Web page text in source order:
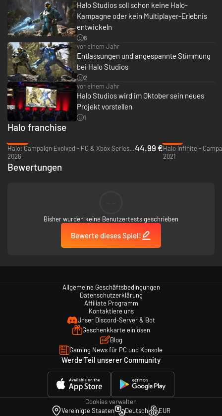
Halo Studios soll schon keine Halo-
Kampagne oder kein Multiplayer-Erlebnis
entwickeln
6
vor einem Jahr
Entlassungen und angespannte Stimmung
bei Halo Studios
2
vor einem Jahr
Halo Studios wird im Oktober sein neues
Projekt vorstellen
1
Halo franchise
Halo: Campaign Evolved - PC & Xbox Series X|S (Microsoft Store)
2026
44.99 €
2021
Bewertungen
Bisher wurden keine Benutzertests geschrieben
Bewerte dieses Spiel!
Allgemeine Geschäftsbedingungen
Datenschutzerklärung
Affiliate Programm
Kontaktiere uns
Unser Discord-Server & Bot
Geschenkkarte einlösen
Blog
Gaming News für PC und Konsole
Werde Teil unserer Community
Cookies verwalten
Vereinigte Staaten
Deutsch EUR